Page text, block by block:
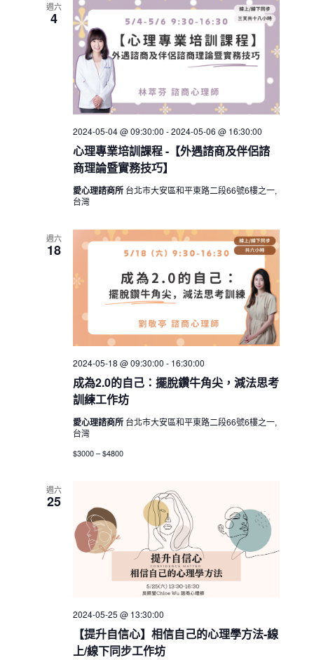
週六
4
心理專業培訓課程 -【外遇諮商及伴侶諮
商理論暨實務技巧】
2024-05-04 @ 09:30:00 -2024-05-06 @ 16:30:00
愛心理諮商所 台北市大安區和平東路二段66號6樓之一,
台灣
週六
18
成為2.0的自己：擺脫鑽牛角尖，減法思考
訓練工作坊
2024-05-18 @ 09:30:00 - 16:30:00
愛心理諮商所 台北市大安區和平東路二段66號6樓之一,
台灣
$3000 – $4800
週六
25
【提升自信心】相信自己的心理學方法-線
上/線下同步工作坊
2024-05-25 @ 13:30:00